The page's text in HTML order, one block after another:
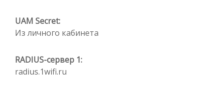
UAM Secret:
Из личного кабинета
RADIUS-сервер 1:
radius.1wifi.ru